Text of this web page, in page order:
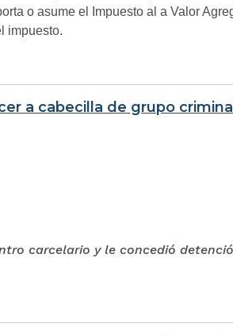
o asume el Impuesto al a Valor
impuesto.
a cabecilla de grupo
carcelario y le concedió